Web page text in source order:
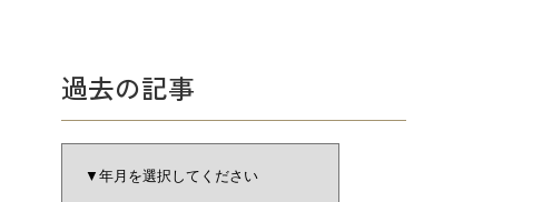
過去の記事